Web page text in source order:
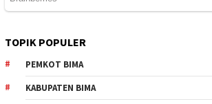
TOPIK POPULER
PEMKOT BIMA
KABUPATEN BIMA